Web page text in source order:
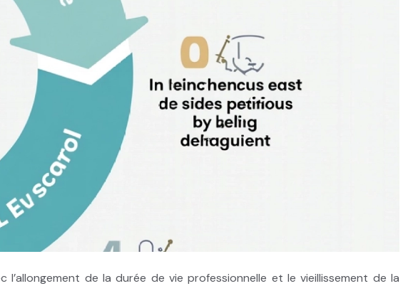
de la durée de vie professionnelle et le vieillissement de la